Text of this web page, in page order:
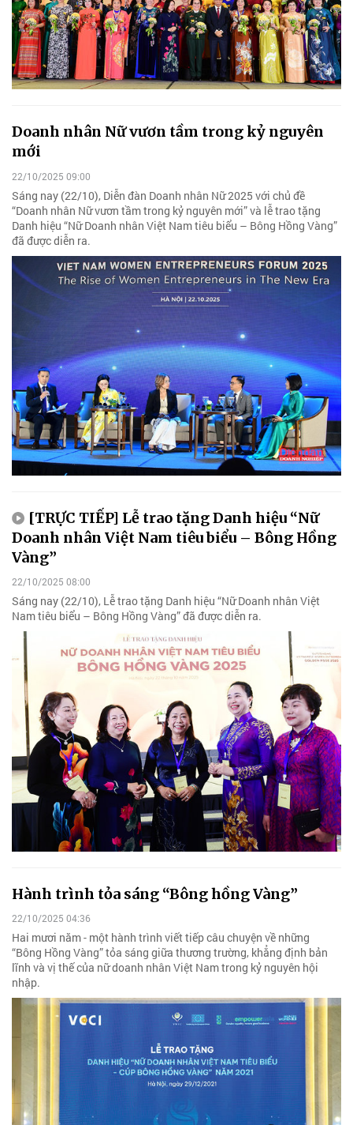
Doanh nhân Nữ vươn tầm trong kỷ nguyên
mới
22/10/2025 09:00
Sáng nay (22/10), Diễn đàn Doanh nhân Nữ 2025 với chủ đề
“Doanh nhân Nữ vươn tầm trong kỷ nguyên mới” và lễ trao tặng
Danh hiệu “Nữ Doanh nhân Việt Nam tiêu biểu – Bông Hồng Vàng”
đã được diễn ra.
[TRỰC TIẾP] Lễ trao tặng Danh hiệu “Nữ
Doanh nhân Việt Nam tiêu biểu – Bông Hồng
Vàng”
22/10/2025 08:00
Sáng nay (22/10), Lễ trao tặng Danh hiệu “Nữ Doanh nhân Việt
Nam tiêu biểu – Bông Hồng Vàng” đã được diễn ra.
Hành trình tỏa sáng “Bông hồng Vàng”
22/10/2025 04:36
Hai mươi năm - một hành trình viết tiếp câu chuyện về những
“Bông Hồng Vàng” tỏa sáng giữa thương trường, khẳng định bản
lĩnh và vị thế của nữ doanh nhân Việt Nam trong kỷ nguyên hội
nhập.